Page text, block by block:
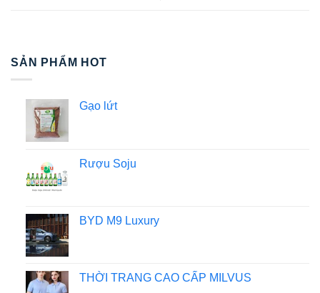
SẢN PHẨM HOT
Gạo lứt
Rượu Soju
BYD M9 Luxury
THỜI TRANG CAO CẤP MILVUS